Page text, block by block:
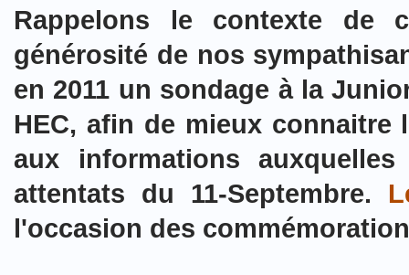
Rappelons le contexte de
générosité de nos
en 2011 un sondage à la
HEC, afin de mieux
aux informations
attentats du 11-Septembre.
l'occasion des